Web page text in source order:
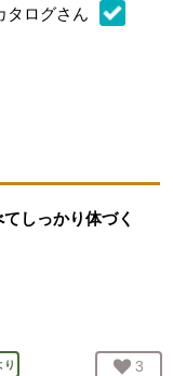
タログさん
：
しっかり体づく
り お気
3